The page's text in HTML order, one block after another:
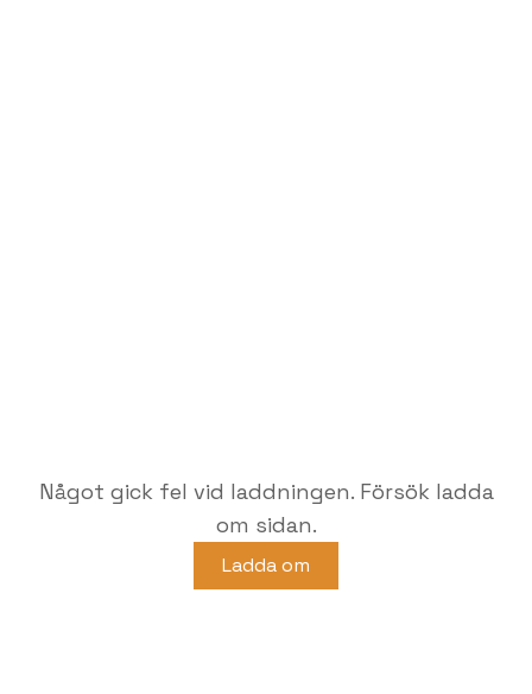
Något gick fel vid laddningen. Försök ladda
om sidan.
Ladda om